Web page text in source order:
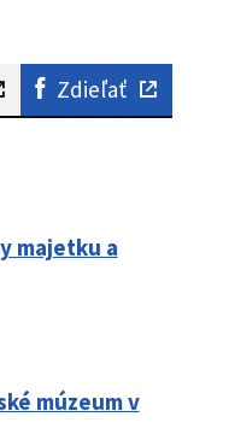
Zdieľať
majetku a
múzeum v